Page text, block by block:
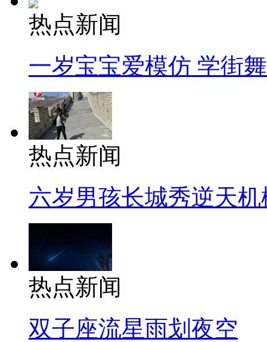
热点新闻
一岁宝宝爱模仿 学街
热点新闻
六岁男孩长城秀逆天机
热点新闻
双子座流星雨划夜空